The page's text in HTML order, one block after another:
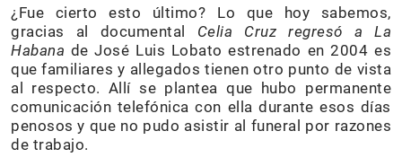
¿Fue cierto esto último? Lo que hoy sabemos,
gracias al documental Celia Cruz regresó a La
Habana de José Luis Lobato estrenado en 2004 es
que familiares y allegados tienen otro punto de vista
al respecto. Allí se plantea que hubo permanente
comunicación telefónica con ella durante esos días
penosos y que no pudo asistir al funeral por razones
de trabajo.